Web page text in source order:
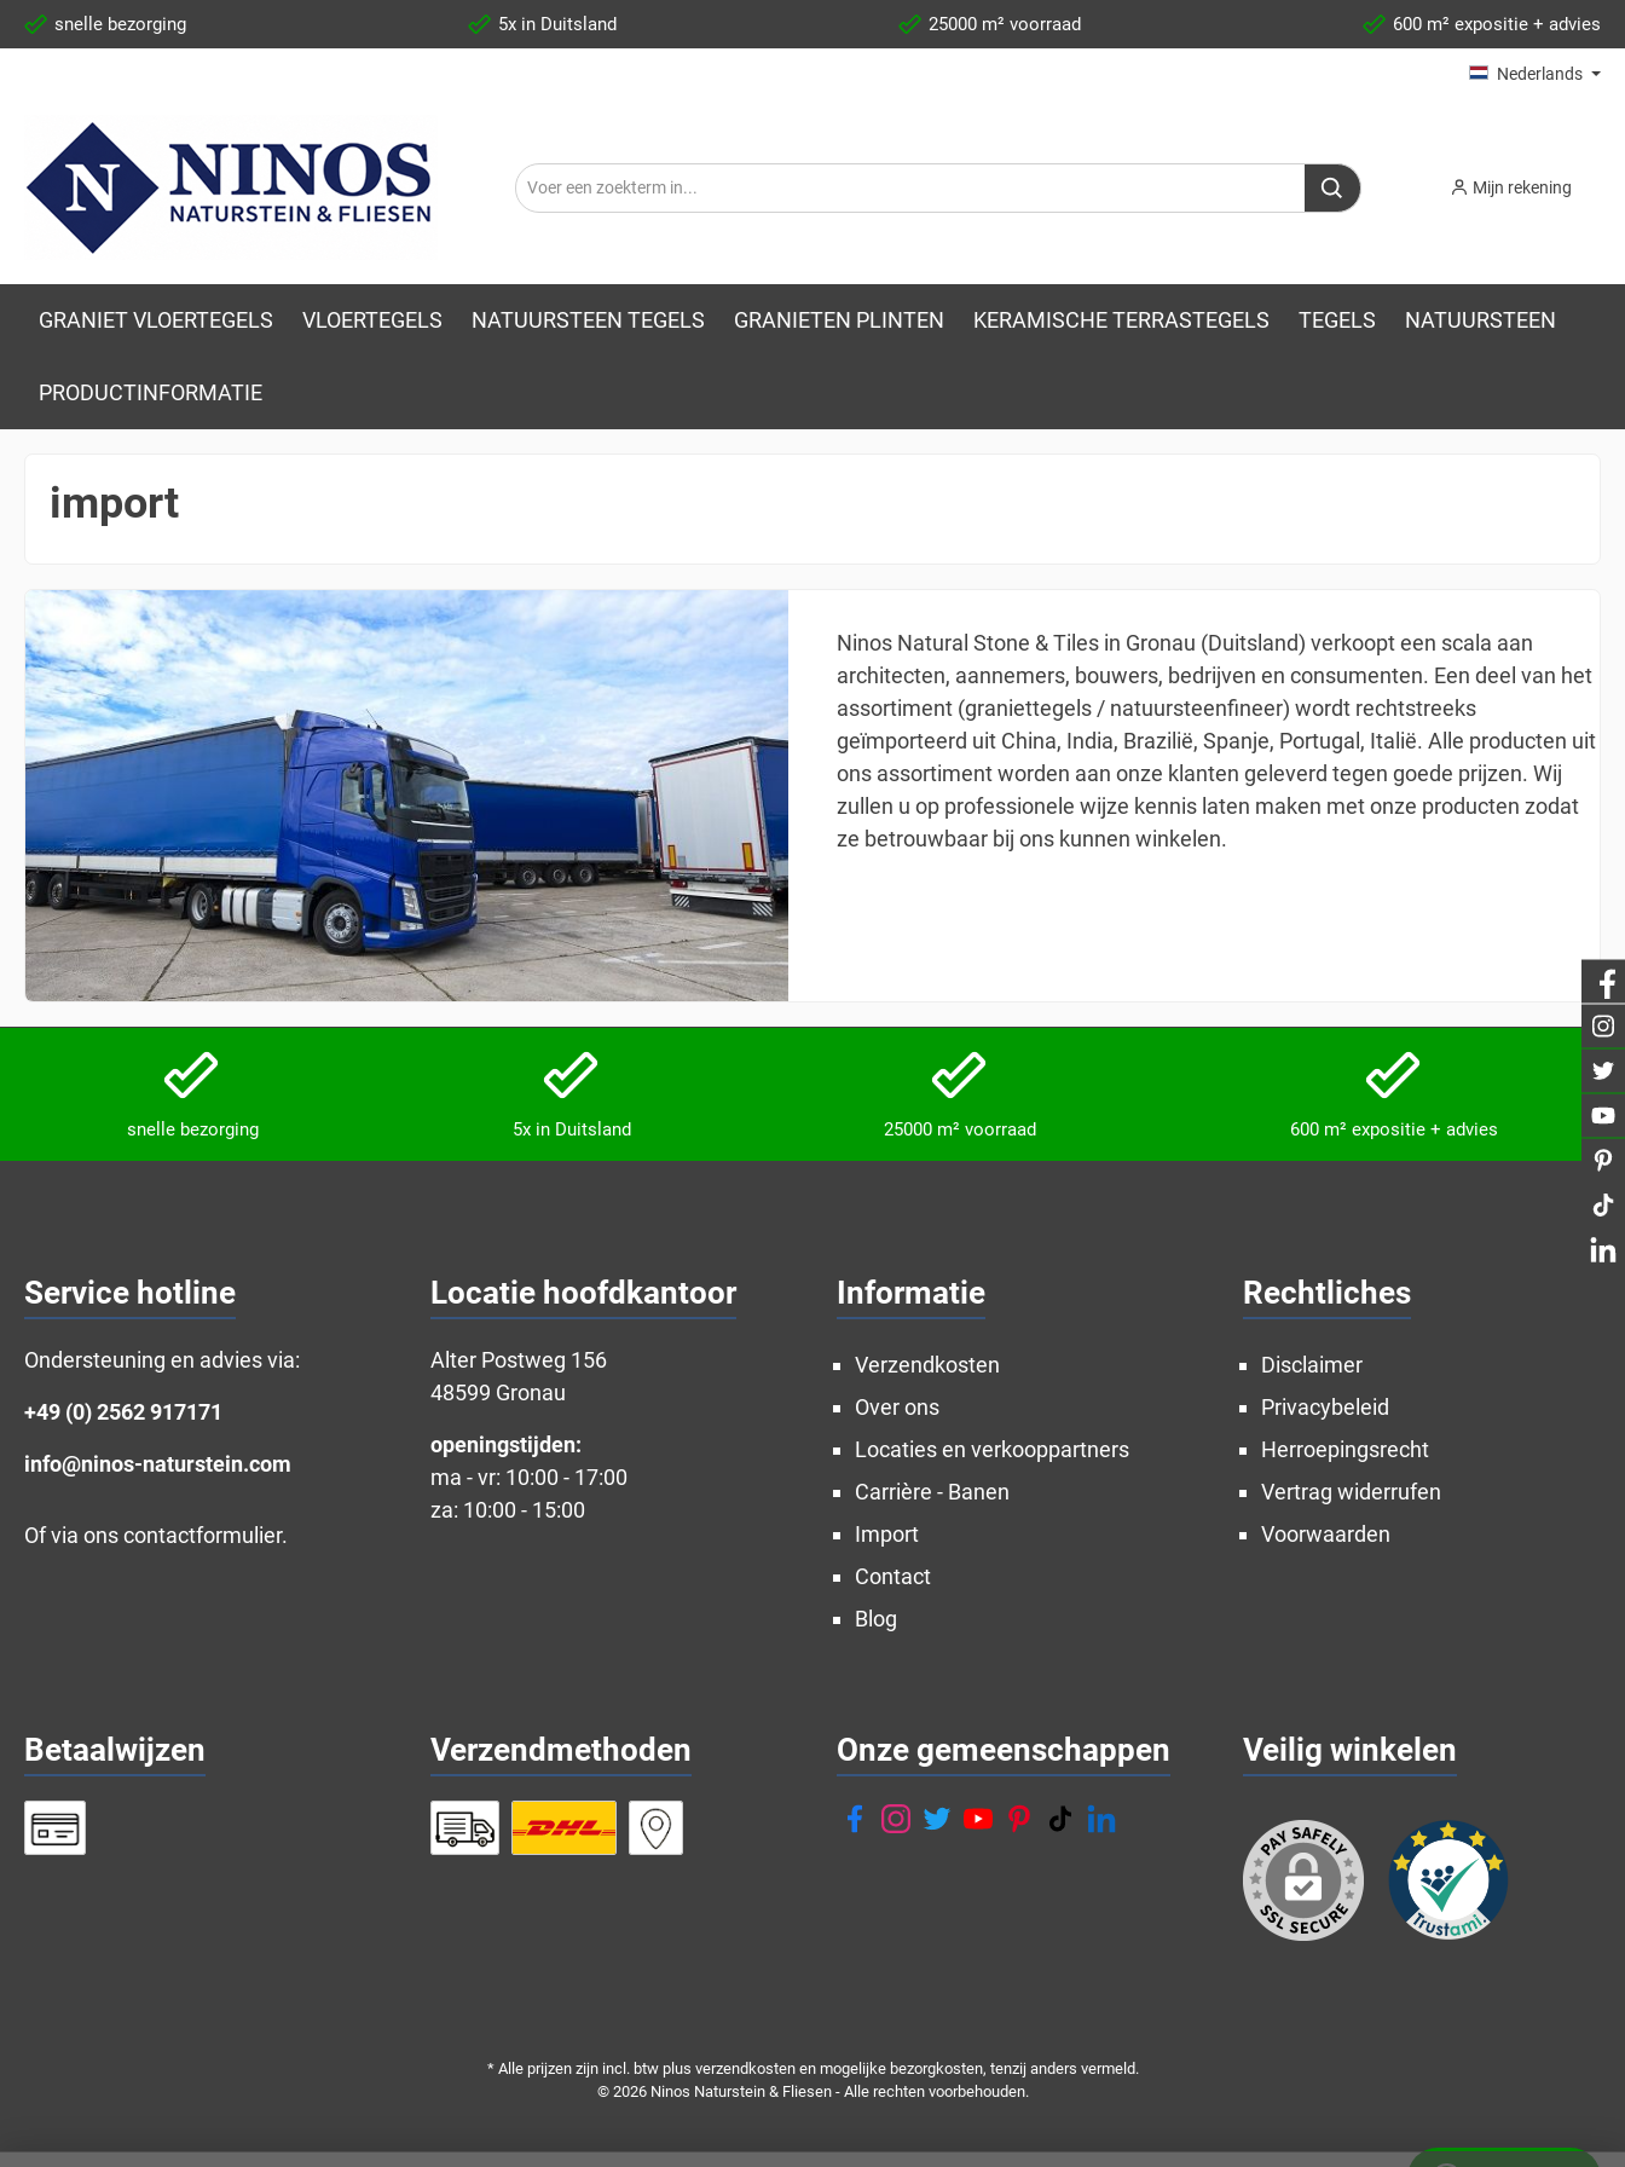
snelle bezorging 5x in Duitsland 25000 m² voorraad 600 m² expositie + advies
Nederlands
Mijn rekening
GRANIET VLOERTEGELS VLOERTEGELS NATUURSTEEN TEGELS GRANIETEN PLINTEN KERAMISCHE TERRASTEGELS TEGELS NATUURSTEEN
PRODUCTINFORMATIE
import
Ninos Natural Stone & Tiles in Gronau (Duitsland) verkoopt een scala aan
architecten, aannemers, bouwers, bedrijven en consumenten. Een deel van het
assortiment (graniettegels / natuursteenfineer) wordt rechtstreeks
geïmporteerd uit China, India, Brazilië, Spanje, Portugal, Italië. Alle producten uit
ons assortiment worden aan onze klanten geleverd tegen goede prijzen. Wij
zullen u op professionele wijze kennis laten maken met onze producten zodat
ze betrouwbaar bij ons kunnen winkelen.
snelle bezorging 5x in Duitsland 25000 m² voorraad 600 m² expositie + advies
Service hotline
Ondersteuning en advies via:
+49 (0) 2562 917171
info@ninos-naturstein.com
Of via onscontactformulier.
Locatie hoofdkantoor
Alter Postweg 156
48599 Gronau
openingstijden:
ma - vr: 10:00 - 17:00
za: 10:00 - 15:00
Informatie
Verzendkosten
Over ons
Locaties en verkooppartners
Carrière - Banen
Import
Contact
Blog
Rechtliches
Disclaimer
Privacybeleid
Herroepingsrecht
Vertrag widerrufen
Voorwaarden
Betaalwijzen Verzendmethoden Onze gemeenschappen Veilig winkelen
* Alle prijzen zijn incl. btw plus verzendkostenen mogelijke bezorgkosten, tenzij anders vermeld.
© 2026 Ninos Naturstein & Fliesen - Alle rechten voorbehouden.